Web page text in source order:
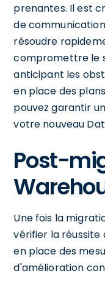
prenantes. Il est
de
résoudre
compromettre le
anticipant les
en place des
pouvez garantir
votre nouveau
Post-
Une fois la
vérifier la
en place des
d'amélioration